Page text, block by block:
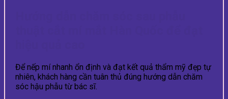
Để nếp mí nhanh ổn định và đạt kết quả thẩm mỹ đẹp tự
nhiên, khách hàng cần tuân thủ đúng hướng dẫn chăm
sóc hậu phẫu từ bác sĩ.